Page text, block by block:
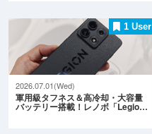
1 User
2026.07.01(Wed)
軍用級タフネス＆高冷却・大容量
バッテリー搭載！レノボ「Legio…